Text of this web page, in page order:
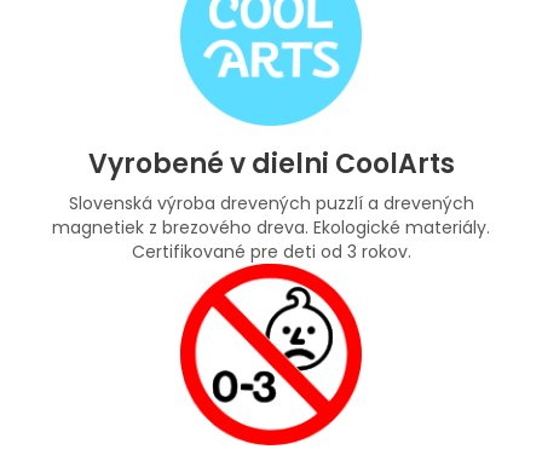
Vyrobené v dielni CoolArts
Slovenská výroba drevených puzzlí a drevených
magnetiek z brezového dreva. Ekologické materiály.
Certifikované pre deti od 3 rokov.